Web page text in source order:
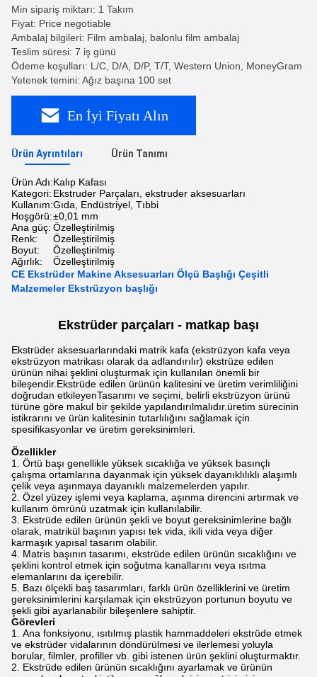
Min sipariş miktarı: 1 Takım
Fiyat: Price negotiable
Ambalaj bilgileri: Film ambalaj, balonlu film ambalaj
Teslim süresi: 7 iş günü
Ödeme koşulları: L/C, D/A, D/P, T/T, Western Union, MoneyGram
Yetenek temini: Ağız başına 100 set
En İyi Fiyatı Alın
Ürün Ayrıntıları Ürün Tanımı
Ürün Adı:Kalıp Kafası
Kategori: Ekstruder Parçaları, ekstruder aksesuarları
Kullanım:Gıda, Endüstriyel, Tıbbi
Hoşgörü:±0,01 mm
Ana güç: Özelleştirilmiş
Renk:
Özelleştirilmiş
Boyut:
Özelleştirilmiş
Ağırlık:
Özelleştirilmiş
CE Ekstrüder Makine Aksesuarları Ölçü Başlığı Çeşitli
Malzemeler Ekstrüzyon başlığı
Ekstrüder parçaları - matkap başı
Ekstrüder aksesuarlarındaki matrik kafa (ekstrüzyon kafa veya
ekstrüzyon matrikası olarak da adlandırılır) ekstrüze edilen
ürünün nihai şeklini oluşturmak için kullanılan önemli bir
bileşendir.Ekstrüde edilen ürünün kalitesini ve üretim verimliliğini
doğrudan etkileyenTasarımı ve seçimi, belirli ekstrüzyon ürünü
türüne göre makul bir şekilde yapılandırılmalıdır.üretim sürecinin
istikrarını ve ürün kalitesinin tutarlılığını sağlamak için
spesifikasyonlar ve üretim gereksinimleri.
Özellikler
Örtü başı genellikle yüksek sıcaklığa ve yüksek basınçlı
çalışma ortamlarına dayanmak için yüksek dayanıklılıklı alaşımlı
çelik veya aşınmaya dayanıklı malzemelerden yapılır.
Özel yüzey işlemi veya kaplama, aşınma direncini artırmak ve
kullanım ömrünü uzatmak için kullanılabilir.
Ekstrüde edilen ürünün şekli ve boyut gereksinimlerine bağlı
olarak, matrikül başının yapısı tek vida, ikili vida veya diğer
karmaşık yapısal tasarım olabilir.
Matris başının tasarımı, ekstrüde edilen ürünün sıcaklığını ve
şeklini kontrol etmek için soğutma kanallarını veya ısıtma
elemanlarını da içerebilir.
Bazı ölçekli baş tasarımları, farklı ürün özelliklerini ve üretim
gereksinimlerini karşılamak için ekstrüzyon portunun boyutu ve
şekli gibi ayarlanabilir bileşenlere sahiptir.
Görevleri
Ana fonksiyonu, ısıtılmış plastik hammaddeleri ekstrüde etmek
ve ekstrüder vidalarının döndürülmesi ve ilerlemesi yoluyla
borular, filmler, profiller vb. gibi istenen ürün şeklini oluşturmaktır.
Ekstrüde edilen ürünün sıcaklığını ayarlamak ve ürünün